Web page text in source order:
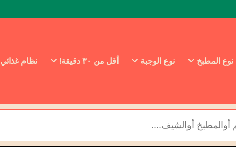
نوع المطبخ نوع الوجبة أقل من ٣٠ دقيقة! نظام غذائي